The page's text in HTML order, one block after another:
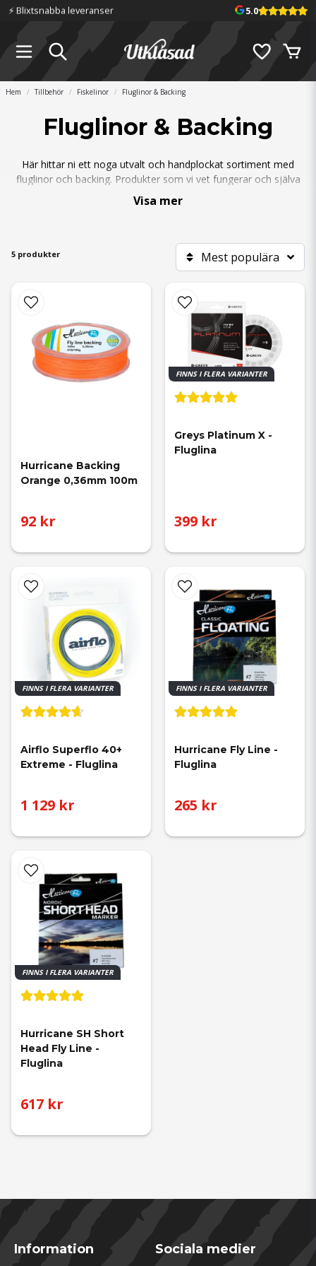
⚡️ Blixtsnabba leveranser 5.0
Hem Tillbehör Fiskelinor Fluglinor & Backing
Fluglinor & Backing
Här hittar ni ett noga utvalt och handplockat sortiment med
fluglinor och backing. Produkter som vi vet fungerar och själva
använder till vårt flugfiske. Allt från flyt-, intermediate- och
sjunklinor i alla de populäraste klasserna.
Visa mer
5 produkter Mest populära
Hurricane Backing
Orange 0,36mm 100m
92 kr
FINNS I FLERA VARIANTER
Greys Platinum X -
Fluglina
399 kr
FINNS I FLERA VARIANTER
Airflo Superflo 40+
Extreme - Fluglina
1 129 kr
FINNS I FLERA VARIANTER
Hurricane Fly Line -
Fluglina
265 kr
FINNS I FLERA VARIANTER
Hurricane SH Short
Head Fly Line -
Fluglina
617 kr
Information Sociala medier